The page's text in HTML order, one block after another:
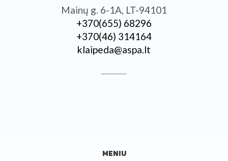
Mainų g. 6-1A, LT-94101
+370­(655) 68296
+370­(46) 314164
klaipeda@aspa.lt
MENIU